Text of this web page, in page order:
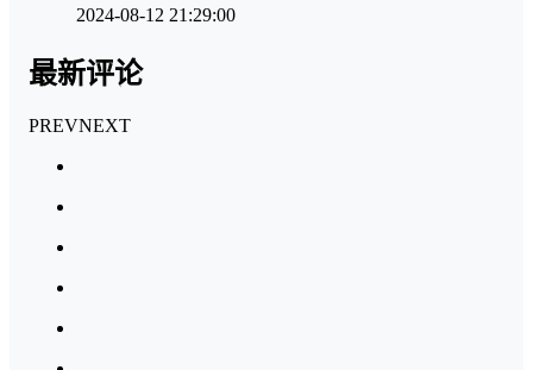
2024-08-12 21:29:00
最新评论
PREVNEXT